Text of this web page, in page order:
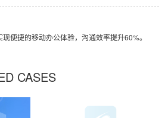
便捷的移动办公体验，沟通效率提升60%。
CASES